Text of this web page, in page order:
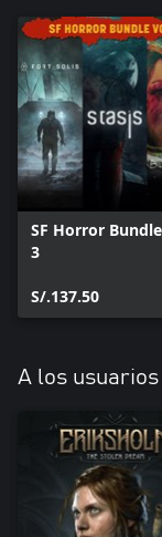
SF Horror
3
S/.137.50
A los